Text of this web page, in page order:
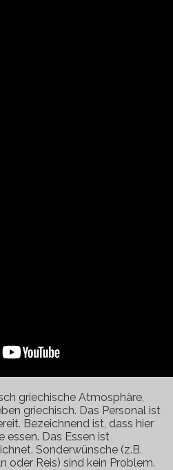
griechische Atmosphäre,
griechisch. Das Personal ist
Bezeichnend ist, dass hier
essen. Das Essen ist
Sonderwünsche (z.B.
oder Reis) sind kein Problem.